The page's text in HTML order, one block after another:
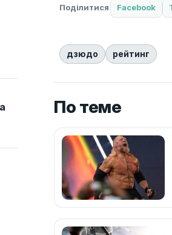
Поділитися Facebook
дзюдо рейтинг
По теме